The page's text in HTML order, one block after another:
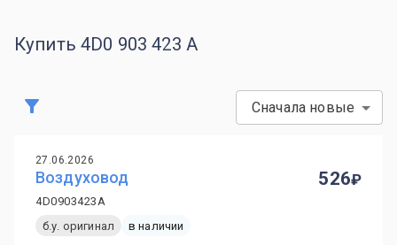
Купить 4D0 903 423 A
Сначала новые
27.06.2026
Воздуховод
4D0903423A
б.у. оригинал
в наличии
526